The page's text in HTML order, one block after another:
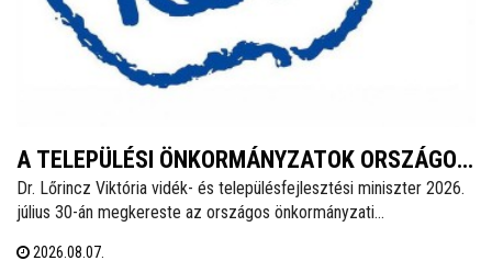
A TELEPÜLÉSI ÖNKORMÁNYZATOK ORSZÁGOS
SZÖVETSÉGÉNEK SAJTÓKÖZLEMÉNYE
Dr. Lőrincz Viktória vidék- és településfejlesztési miniszter 2026.
július 30-án megkereste az országos önkormányzati
Együttműködési Tanácsa (ÖNET) soron következő ülésének
2026.08.07.